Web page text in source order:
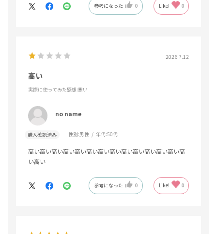
参考になった 0 Like! 0
2026.7.12
高い
実際に使ってみた感想:悪い
no name
購入確認済み 性別:男性 年代:50代
高い高い高い高い高い高い高い高い高い高い高い高い高い高
い高い
参考になった 0 Like! 0